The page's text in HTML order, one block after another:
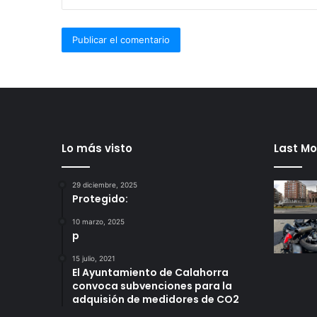
Lo más visto
29 diciembre, 2025
Protegido:
10 marzo, 2025
p
15 julio, 2021
El Ayuntamiento de Calahorra
convoca subvenciones para la
adquisión de medidores de CO2
Last